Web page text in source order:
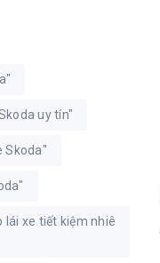
uy tín"
Skoda"
lái xe tiết kiệm nhiê